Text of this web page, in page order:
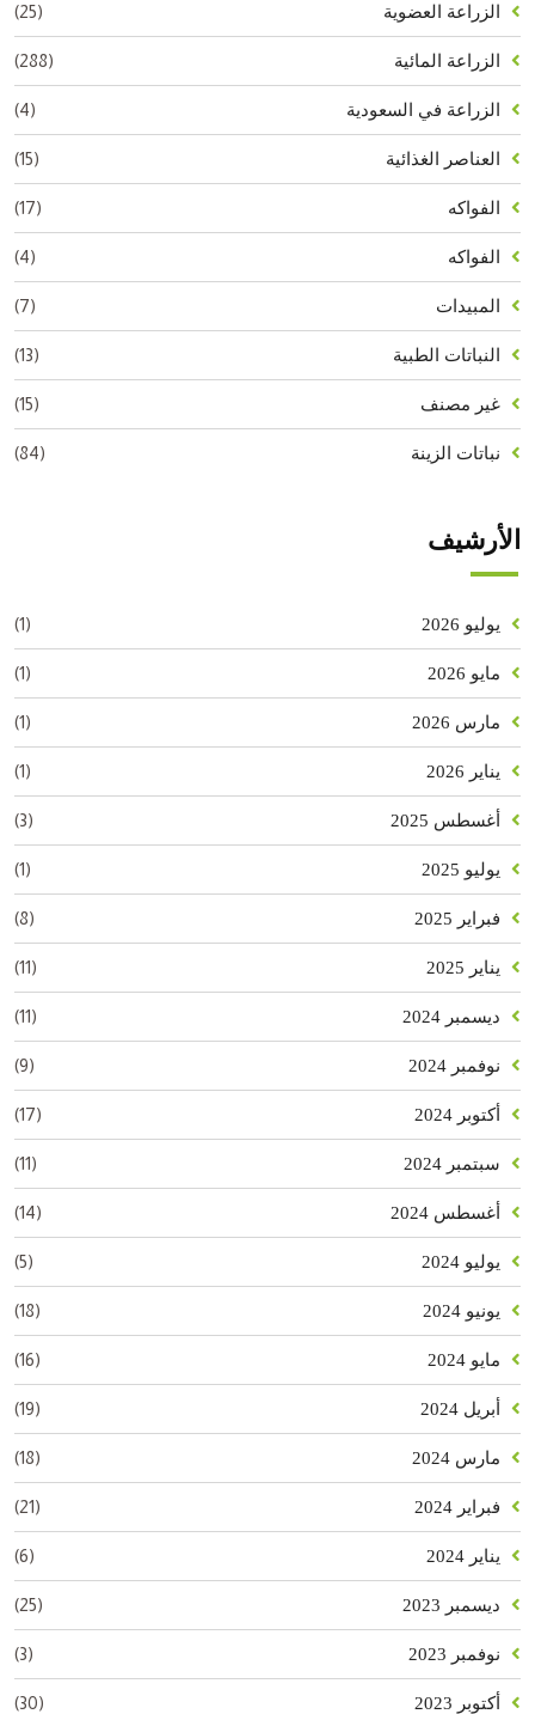
الزراعة العضوية (25)
الزراعة المائية (288)
الزراعة في السعودية (4)
العناصر الغذائية (15)
الفواكه (17)
الفواكه (4)
المبيدات (7)
النباتات الطبية (13)
غير مصنف (15)
نباتات الزينة (84)
الأرشيف
يوليو 2026 (1)
مايو 2026 (1)
مارس 2026 (1)
يناير 2026 (1)
أغسطس 2025 (3)
يوليو 2025 (1)
فبراير 2025 (8)
يناير 2025 (11)
ديسمبر 2024 (11)
نوفمبر 2024 (9)
أكتوبر 2024 (17)
سبتمبر 2024 (11)
أغسطس 2024 (14)
يوليو 2024 (5)
يونيو 2024 (18)
مايو 2024 (16)
أبريل 2024 (19)
مارس 2024 (18)
فبراير 2024 (21)
يناير 2024 (6)
ديسمبر 2023 (25)
نوفمبر 2023 (3)
أكتوبر 2023 (30)